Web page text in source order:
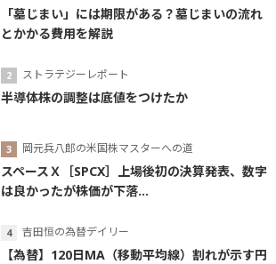
「墓じまい」には期限がある？墓じまいの流れ
とかかる費用を解説
ストラテジーレポート
半導体株の調整は底値をつけたか
岡元兵八郎の米国株マスターへの道
スペースＸ［SPCX］上場後初の決算発表、数字
は良かったが株価が下落...
吉田恒の為替デイリー
【為替】120日MA（移動平均線）割れが示す円